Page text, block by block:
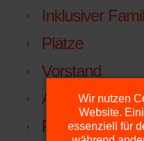
Inklusiver
Plätze
Vorstand
Anfahrt
Platzdienst
Wir nutzen
Website.
essenziell für